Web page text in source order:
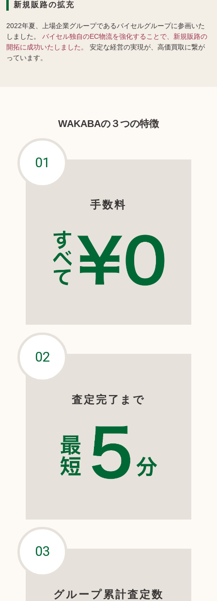
新規販路の拡充
2022年夏、上場企業グループであるバイセルグループに参画いた
しました。バイセル独自のEC物流を強化することで、新規販路の
開拓に成功いたしました。
安定な経営の実現が、高価買取に繋が
っています。
WAKABAの３つの特徴
手数料
査定完了まで
グループ累計査定数